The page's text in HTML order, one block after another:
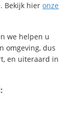
Bekijk hieronze
we helpen u
omgeving, dus
en uiteraard in